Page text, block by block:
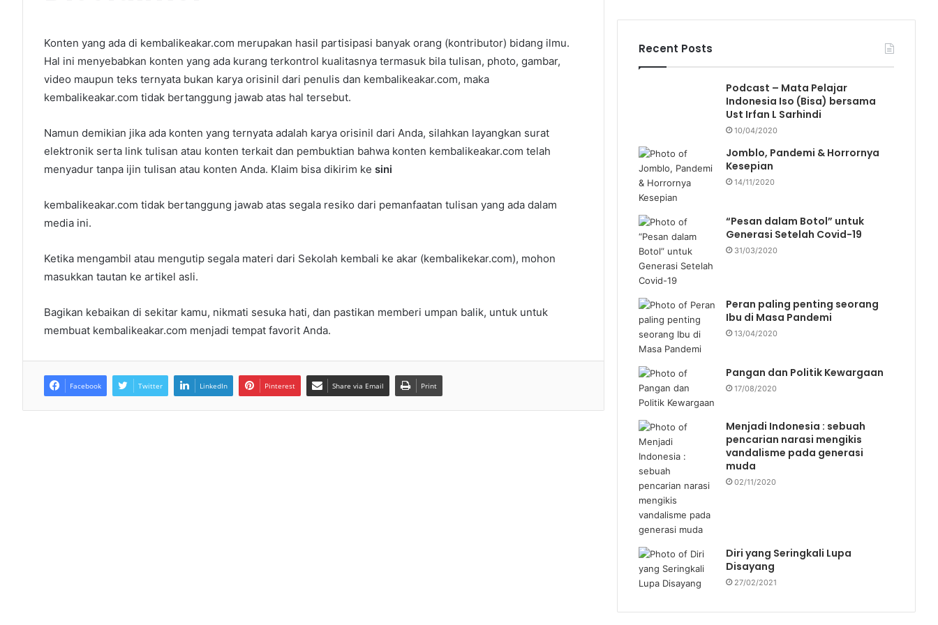
Konten yang ada di kembalikeakar.com merupakan hasil partisipasi banyak orang (kontributor) bidang ilmu.
Hal ini menyebabkan konten yang ada kurang terkontrol kualitasnya termasuk bila tulisan, photo, gambar,
video maupun teks ternyata bukan karya orisinil dari penulis dan kembalikeakar.com, maka
kembalikeakar.com tidak bertanggung jawab atas hal tersebut.
Namun demikian jika ada konten yang ternyata adalah karya orisinil dari Anda, silahkan layangkan surat
elektronik serta link tulisan atau konten terkait dan pembuktian bahwa konten kembalikeakar.com telah
menyadur tanpa ijin tulisan atau konten Anda. Klaim bisa dikirim ke sini
kembalikeakar.com tidak bertanggung jawab atas segala resiko dari pemanfaatan tulisan yang ada dalam
media ini.
Ketika mengambil atau mengutip segala materi dari Sekolah kembali ke akar (kembalikekar.com), mohon
masukkan tautan ke artikel asli.
Bagikan kebaikan di sekitar kamu, nikmati sesuka hati, dan pastikan memberi umpan balik, untuk untuk
membuat kembalikeakar.com menjadi tempat favorit Anda.
Facebook Twitter LinkedIn Pinterest Share via Email Print
:
Recent Posts
Podcast – Mata Pelajar
Indonesia Iso (Bisa) bersama
Ust Irfan L Sarhindi
10/04/2020
Jomblo, Pandemi & Horrornya
Kesepian
14/11/2020
“Pesan dalam Botol” untuk
Generasi Setelah Covid-19
31/03/2020
Peran paling penting seorang
Ibu di Masa Pandemi
13/04/2020
Pangan dan Politik Kewargaan
17/08/2020
Menjadi Indonesia : sebuah
pencarian narasi mengikis
vandalisme pada generasi
muda
02/11/2020
Diri yang Seringkali Lupa
Disayang
27/02/2021